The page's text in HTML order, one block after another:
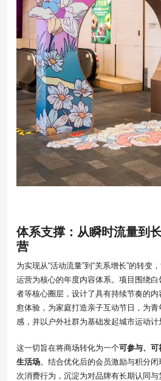
体系支撑：从瞬时流量到
营
为实现从“活动流量”到“关系增长”的转变
运营为核心的年度内容体系。项目围绕
者等核心圈层，设计了具有持续节奏的
愈体验，为家庭打造亲子互动节日，为
感，并以户外社群为基础发起城市运动计
这一切旨在将商场转化为一个可参与、可
生活场。结合优化后的会员激励与积分
次消费行为，沉淀为对品牌有长期认同与